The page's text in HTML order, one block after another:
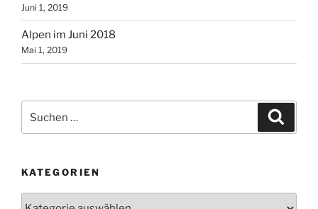
Juni 1, 2019
Alpen im Juni 2018
Mai 1, 2019
nach:
KATEGORIEN